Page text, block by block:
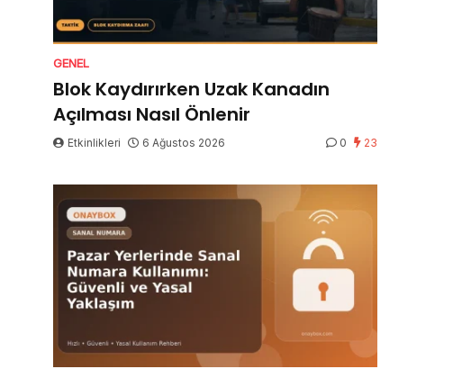
GENEL
Blok Kaydırırken Uzak Kanadın
Açılması Nasıl Önlenir
Etkinlikleri 6 Ağustos 2026 0 23